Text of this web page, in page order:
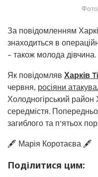
За повідомленням
знаходиться в
– також молода дівчина.
Як повідомляв Харків
червня, росіяни
Холодногірський район
середмістя.
загиблого та п’ятьох
🖋️ Марія Коротаєва 🖋️
Поділитися цим: